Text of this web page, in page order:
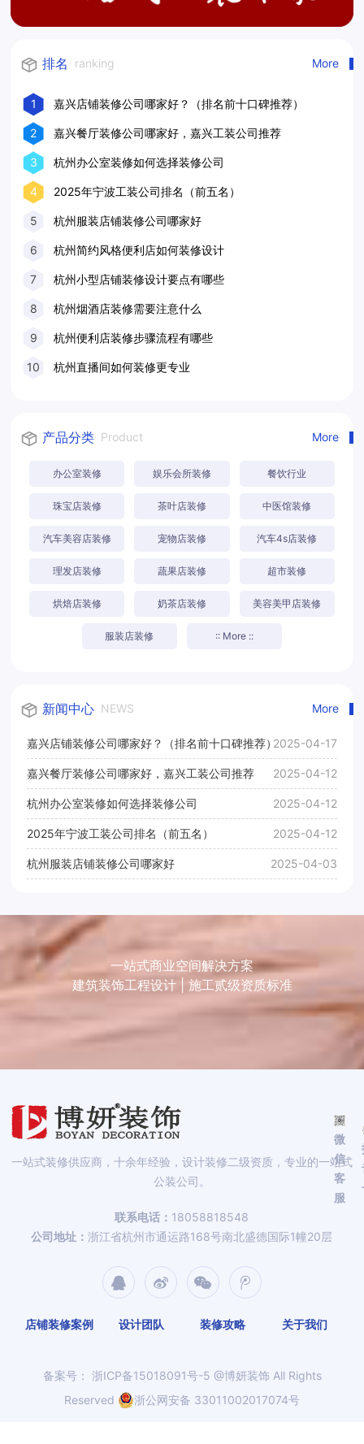
排名 ranking More
1 嘉兴店铺装修公司哪家好？（排名前十口碑推荐）
2 嘉兴餐厅装修公司哪家好，嘉兴工装公司推荐
3 杭州办公室装修如何选择装修公司
4 2025年宁波工装公司排名（前五名）
5 杭州服装店铺装修公司哪家好
6 杭州简约风格便利店如何装修设计
7 杭州小型店铺装修设计要点有哪些
8 杭州烟酒店装修需要注意什么
9 杭州便利店装修步骤流程有哪些
10 杭州直播间如何装修更专业
产品分类 Product More
办公室装修 娱乐会所装修 餐饮行业
珠宝店装修 茶叶店装修 中医馆装修
汽车美容店装修 宠物店装修 汽车4s店装修
理发店装修 蔬果店装修 超市装修
烘焙店装修 奶茶店装修 美容美甲店装修
服装店装修 :: More ::
新闻中心 NEWS More
嘉兴店铺装修公司哪家好？（排名前十口碑推荐）2025-04-17
嘉兴餐厅装修公司哪家好，嘉兴工装公司推荐 2025-04-12
杭州办公室装修如何选择装修公司 2025-04-12
2025年宁波工装公司排名（前五名） 2025-04-12
杭州服装店铺装修公司哪家好 2025-04-03
一站式商业空间解决方案
建筑装饰工程设计 | 施工贰级资质标准
一站式装修供应商，十余年经验，设计装修二级资质，专业的一站式
公装公司。
联系电话： 18058818548
公司地址：浙江省杭州市通运路168号南北盛德国际1幢20层
店铺装修案例 设计团队 装修攻略 关于我们
微
信
客
服
备案号： 浙ICP备15018091号-5 @博妍装饰 All Rights
Reserved
浙公网安备 33011002017074号